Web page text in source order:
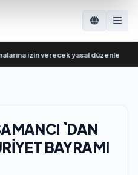
izin verecek yasal düzenlemeler
`DAN
BAYRAMI